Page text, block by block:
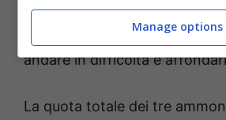
difensore della Samp (36
partite di Serie B) potrebbe
andare in difficoltà e
La quota totale dei tre
Manage options